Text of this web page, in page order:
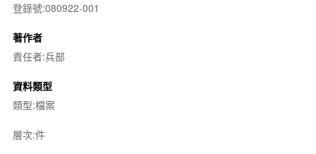
登錄號:080922-001
著作者
責任者:兵部
資料類型
類型:檔案
層次:件